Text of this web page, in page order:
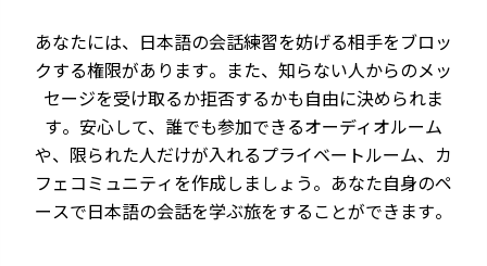
あなたには、日本語の会話練習を妨げる相手をブロッ
クする権限があります。また、知らない人からのメッ
セージを受け取るか拒否するかも自由に決められま
す。安心して、誰でも参加できるオーディオルーム
や、限られた人だけが入れるプライベートルーム、カ
フェコミュニティを作成しましょう。あなた自身のペ
ースで日本語の会話を学ぶ旅をすることができます。